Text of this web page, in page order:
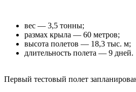
вес — 3,5 тонны;
размах крыла — 60 метров;
высота полетов — 18,3 тыс. м;
длительность полета — 9 дней.
Первый тестовый полет